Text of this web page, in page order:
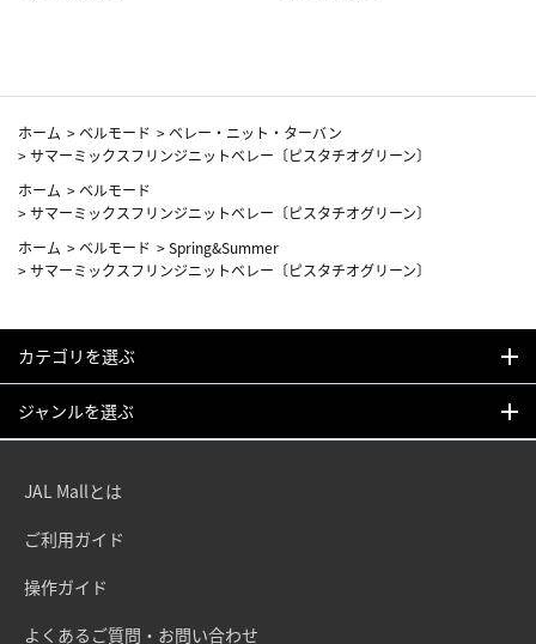
ホーム >ベルモード >ベレー・ニット・ターバン
>サマーミックスフリンジニットベレー〔ピスタチオグリーン〕
ホーム >ベルモード
>サマーミックスフリンジニットベレー〔ピスタチオグリーン〕
ホーム >ベルモード >Spring&Summer
>サマーミックスフリンジニットベレー〔ピスタチオグリーン〕
カテゴリを選ぶ
ジャンルを選ぶ
JAL Mallとは
ご利用ガイド
操作ガイド
よくあるご質問・お問い合わせ